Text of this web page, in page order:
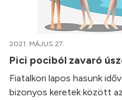
2021. MÁJUS 27.
Pici pociból zavaró
Fiatalkori lapos hasunk
bizonyos keretek között